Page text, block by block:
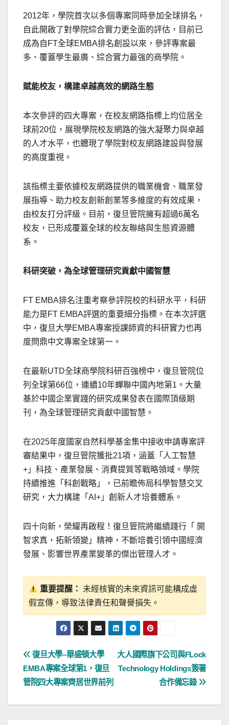
2012年，學院首次以多個專案同時參加全球排名，
自此開啟了對學院綜合實力更全面的評估，目前已
成為自FT全球EMBA排名創設以來，參評專案最
多、覆蓋學生最廣、綜合實力最強的商學院。
賦能校友，構建卓越高效的網路生態
本次參評的四大專案，在校友網路指標上均位居全
球前20位，展現學院校友網路的強大凝聚力與卓越
的人才水平，也體現了學院對校友網路建設與發展
的高度重視。
該指標主要依據校友網路提供的職業機會、職業發
展指導、助力校友創新創業等多維度的有效成果，
由校友打分評級。目前，復旦管院擁有超過6萬名
校友，已形成覆蓋全球的校友聯絡與生態資源體
系。
科研突破，為全球管理研究貢獻中國智慧
FT EMBA排名注重考察參評院校的科研水平，科研
能力是FT EMBA評選的重要細分指標。在本次評選
中，復旦大學EMBA專案授課師資的科研實力也再
度問鼎中文專案全球第一。
在最新UTD全球商學院科研百強榜中，復旦管院位
列全球第66位，連續10年蟬聯中國內地第1。大量
基於中國企業實踐的研究成果發表在國際頂級期
刊，為全球管理研究貢獻中國智慧。
在2025年度國家自然科學基金集中接收申請專案評
審結果中，復旦管院獲批21項，涵蓋「人工智慧
+」科技、產業發展、消費提質等戰略領域。學院
持續推進「科創戰略」，已前瞻佈局科學智慧交叉
研究，大力構建「AI+」創新人才培養體系。
四十向新，榮耀再啟程！復旦管院將繼續踐行 「 開
智求真，拓新領變」精神，不斷培養引領中國經濟
發展、影響世界產業變革的傑出管理人才。
重要提醒：
未經核實的未來資訊可能構成虛
假宣傳，導致法律責任和聲譽損失。
文
章
導
大人國際旗下公司與FLock
Technology Holdings簽署
合作備忘錄
復旦大學–華盛頓大學
EMBA專案全球第1，復旦
管院四大專案齊居世界前列